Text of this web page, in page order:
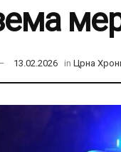
13.02.2026 in Црна